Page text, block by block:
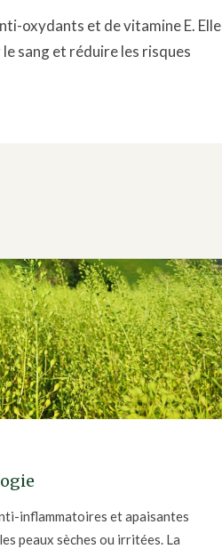
oxydants et de vitamine E. Elle
sang et réduire les risques
inflammatoires et apaisantes
peaux sèches ou irritées. La